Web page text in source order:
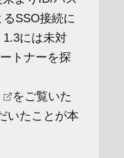
SSO接続に
には未対
トナーを探
をご覧いた
いたことが本